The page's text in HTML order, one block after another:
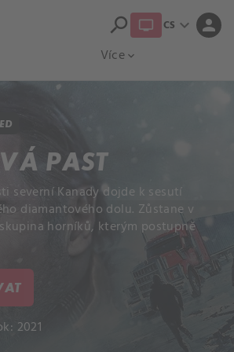
Více expand_more
search CS expand_more person
PAST
severní Kanady dojde k sesutí
diamantového dolu. Zůstane v
horníků, kterým postupně
2021